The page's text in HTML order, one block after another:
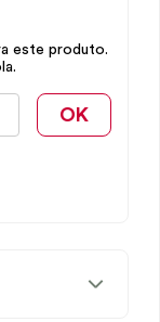
este produto.
OK